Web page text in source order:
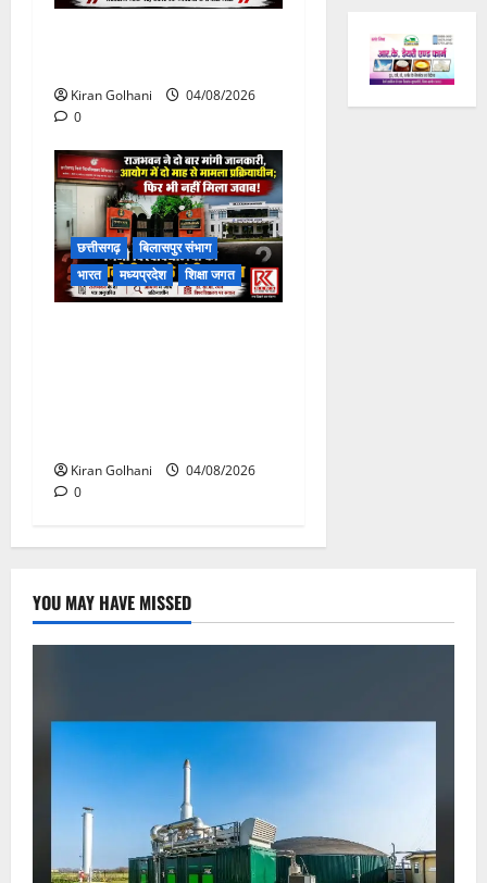
Kiran Golhani
04/08/2026
0
छत्तीसगढ़
बिलासपुर संभाग
भारत
मध्यप्रदेश शिक्षा जगत
Kiran Golhani
04/08/2026
0
YOU MAY HAVE MISSED